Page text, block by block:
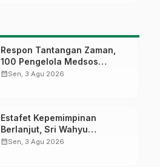
Respon Tantangan Zaman,
100 Pengelola Medsos
Sekolah Ma’arif Pekalongan
calendar_monthSen, 3 Agu 2026
Estafet Kepemimpinan
Berlanjut, Sri Wahyu
Susilowati Resmi Pimpin MTs
calendar_monthSen, 3 Agu 2026